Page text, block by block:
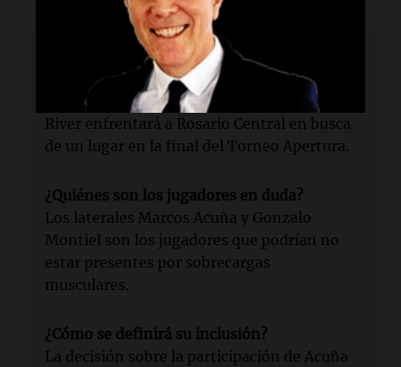
Lectura rápida
¿Qué partido jugará River?
River enfrentará a Rosario Central en busca
de un lugar en la final del Torneo Apertura.
¿Quiénes son los jugadores en duda?
Los laterales Marcos Acuña y Gonzalo
Montiel son los jugadores que podrían no
estar presentes por sobrecargas
musculares.
¿Cómo se definirá su inclusión?
La decisión sobre la participación de Acuña